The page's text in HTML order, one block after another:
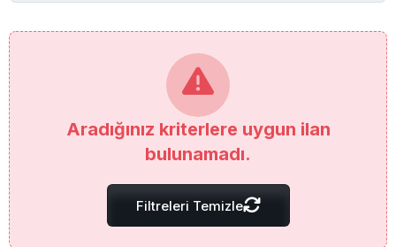
Aradığınız kriterlere uygun ilan
bulunamadı.
Filtreleri Temizle